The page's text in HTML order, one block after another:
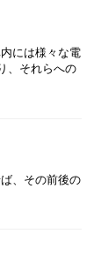
には様々な電
、それらへの
、その前後の